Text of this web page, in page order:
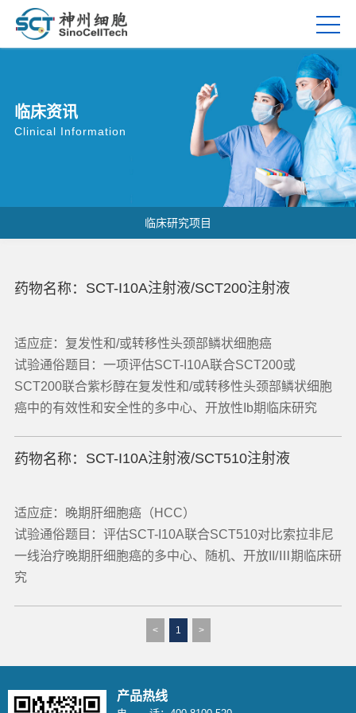
临床资讯
Clinical Information
临床研究项目
药物名称： SCT-I10A注射液/SCT200注射液
适应症：复发性和/或转移性头颈部鳞状细胞癌
试验通俗题目：一项评估SCT-I10A联合SCT200或
SCT200联合紫杉醇在复发性和/或转移性头颈部鳞状细胞
癌中的有效性和安全性的多中心、开放性Ib期临床研究
药物名称： SCT-I10A注射液/SCT510注射液
适应症：晚期肝细胞癌（HCC）
试验通俗题目：评估SCT-I10A联合SCT510对比索拉非尼
一线治疗晚期肝细胞癌的多中心、随机、开放II/Ⅲ期临床研
究
< 1 >
产品热线